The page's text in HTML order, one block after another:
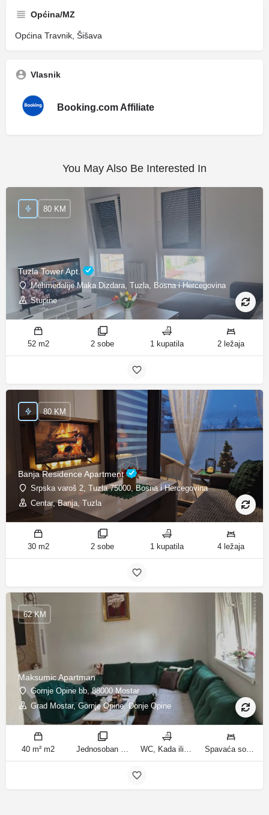
Općina/MZ
Općina Travnik, Šišava
Vlasnik
Booking.com Affiliate
You May Also Be Interested In
Tuzla Tower Apt.
Mehmedalije Maka Dizdara, Tuzla, Bosna i Hercegovina
Stupine
80 KM
52 m2 2 sobe 1 kupatila 2 ležaja
Banja Residence Apartment
Srpska varoš 2, Tuzla 75000, Bosna i Hercegovina
Centar, Banja, Tuzla
80 KM
30 m2 2 sobe 1 kupatila 4 ležaja
Maksumic Apartman
Gornje Opine bb, 88000 Mostar
Grad Mostar, Gornje Opine, Donje Opine
62 KM
40 m² m2 Jednosoban stan sobe WC, Kada ili tuš kupatila Spavaća soba 1: 1 krevet za jednu osobu | Dnevni boravak: 1 kauč na razvlačenje ležaja